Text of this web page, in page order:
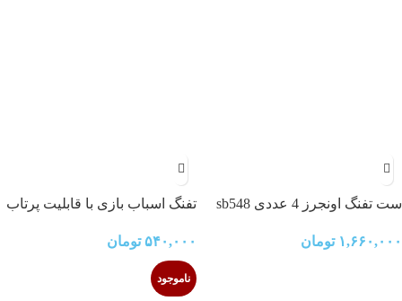
ست تفنگ اونجرز 4 عددی sb548
۱,۶۶۰,۰۰۰ تومان
تفنگ اسباب بازی با قابلیت پرتاب
۵۴۰,۰۰۰ تومان
ناموجود